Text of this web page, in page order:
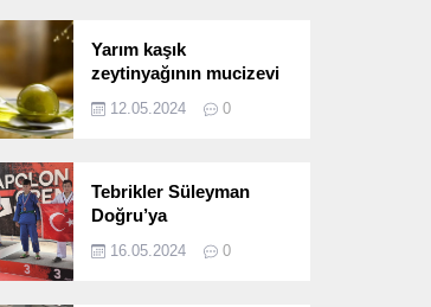
Yarım kaşık
zeytinyağının mucizevi
12.05.2024 0
Tebrikler Süleyman
Doğru’ya
16.05.2024 0